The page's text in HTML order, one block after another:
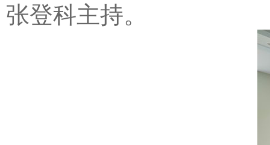
张登科主持。